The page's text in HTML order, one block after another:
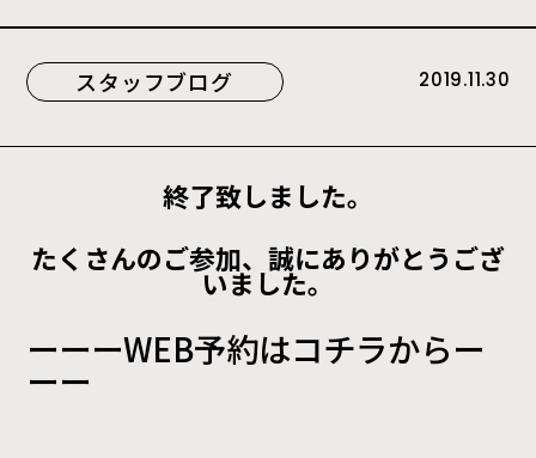
スタッフブログ 2019.11.30
終了致しました。
たくさんのご参加、 誠にありがとうござ
いました。
ーーーWEB予約はコチラからー
ーー